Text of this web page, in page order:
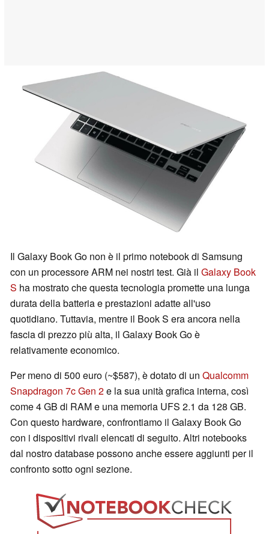
Il Galaxy Book Go non è il primo notebook di Samsung
con un processore ARM nei nostri test. Già il Galaxy Book
S ha mostrato che questa tecnologia promette una lunga
durata della batteria e prestazioni adatte all'uso
quotidiano. Tuttavia, mentre il Book S era ancora nella
fascia di prezzo più alta, il Galaxy Book Go è
relativamente economico.
Per meno di 500 euro (~$587), è dotato di un Qualcomm
Snapdragon 7c Gen 2e la sua unità grafica interna, così
come 4 GB di RAM e una memoria UFS 2.1 da 128 GB.
Con questo hardware, confrontiamo il Galaxy Book Go
con i dispositivi rivali elencati di seguito. Altri notebooks
dal nostro database possono anche essere aggiunti per il
confronto sotto ogni sezione.